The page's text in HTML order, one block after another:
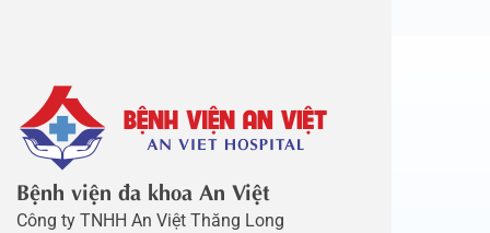
Bệnh viện đa khoa An Việt
Công ty TNHH An Việt Thăng Long